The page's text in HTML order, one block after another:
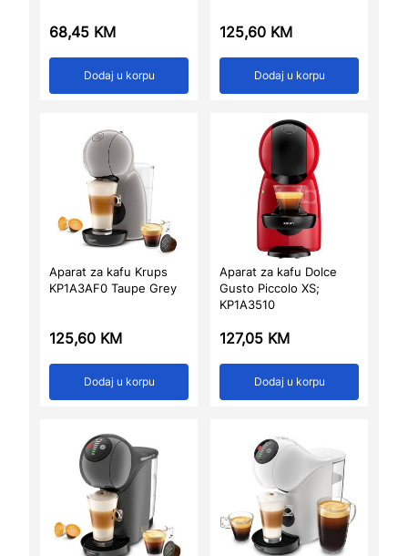
68,45 KM
Dodaj u korpu
125,60 KM
Dodaj u korpu
Aparat za kafu Krups
KP1A3AF0 Taupe Grey
125,60 KM
Dodaj u korpu
Aparat za kafu Dolce
Gusto Piccolo XS;
KP1A3510
127,05 KM
Dodaj u korpu